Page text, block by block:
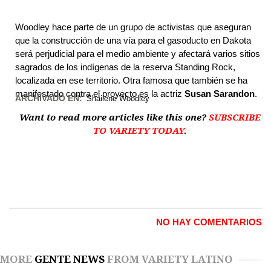
Woodley hace parte de un grupo de activistas que aseguran
que la construcción de una vía para el gasoducto en Dakota
será perjudicial para el medio ambiente y afectará varios sitios
sagrados de los indígenas de la reserva Standing Rock,
localizada en ese territorio. Otra famosa que también se ha
manifestado contra el proyecto es la actriz Susan Sarandon.
ARCHIVADO EN: Shailene Woodley
Want to read more articles like this one?SUBSCRIBE
TO VARIETY TODAY.
NO HAY COMENTARIOS
MORE GENTE NEWS FROM VARIETY LATINO